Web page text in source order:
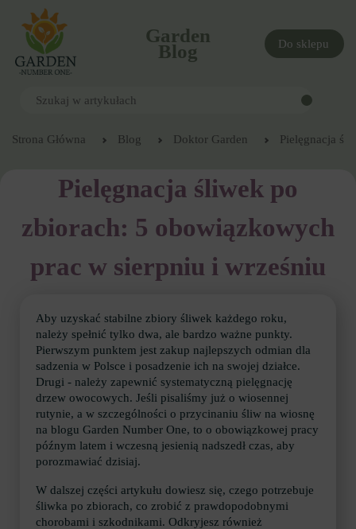
Garden
Blog Do sklepu
Strona Główna Blog Doktor Garden Pielęgnacja
Pielęgnacja śliwek po
zbiorach: 5 obowiązkowych
prac w sierpniu i wrześniu
Aby uzyskać stabilne zbiory śliwek każdego roku,
należy spełnić tylko dwa, ale bardzo ważne punkty.
Pierwszym punktem jest zakup najlepszych odmian dla
sadzenia w Polsce i posadzenie ich na swojej działce.
Drugi - należy zapewnić systematyczną pielęgnację
drzew owocowych. Jeśli pisaliśmy już o wiosennej
rutynie, a w szczególności o przycinaniu śliw na wiosnę
na blogu Garden Number One, to o obowiązkowej pracy
późnym latem i wczesną jesienią nadszedł czas, aby
porozmawiać dzisiaj.
W dalszej części artykułu dowiesz się, czego potrzebuje
śliwka po zbiorach, co zrobić z prawdopodobnymi
chorobami i szkodnikami. Odkryjesz również